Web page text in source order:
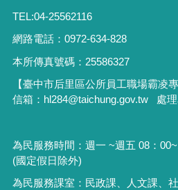
TEL:04-25562116
網路電話：0972-634-828
本所傳真號碼：25586327
【臺中市后里區公所員工職場霸凌
信箱：hl284@taichung.gov.tw 處
為民服務時間：週一 ~週五 08：
(國定假日除外)
為民服務課室：民政課、人文課、